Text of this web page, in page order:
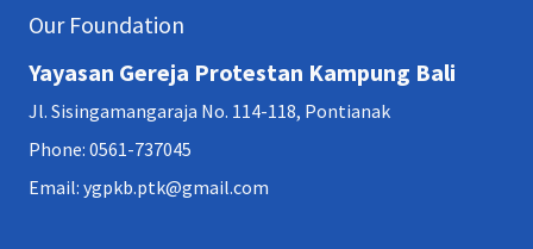
Our Foundation
Yayasan Gereja Protestan Kampung Bali
Jl. Sisingamangaraja No. 114-118, Pontianak
Phone: 0561-737045
Email: ygpkb.ptk@gmail.com